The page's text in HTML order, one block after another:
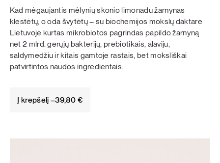
Kad mėgaujantis mėlynių skonio limonadu žarnynas
klestėtų, o oda švytėtų – su biochemijos mokslų daktare
Lietuvoje kurtas mikrobiotos pagrindas papildo žarnyną
net 2 mlrd. gerųjų bakterijų, prebiotikais, alaviju,
saldymedžiu ir kitais gamtoje rastais, bet moksliškai
patvirtintos naudos ingredientais.
Į krepšelį –39,80€